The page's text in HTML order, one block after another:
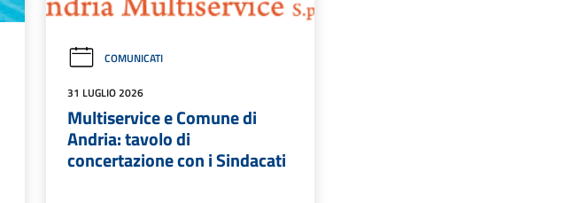
COMUNICATI
31 LUGLIO 2026
Multiservice e Comune di
Andria: tavolo di
concertazione con i Sindacati